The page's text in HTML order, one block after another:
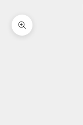
Zoom